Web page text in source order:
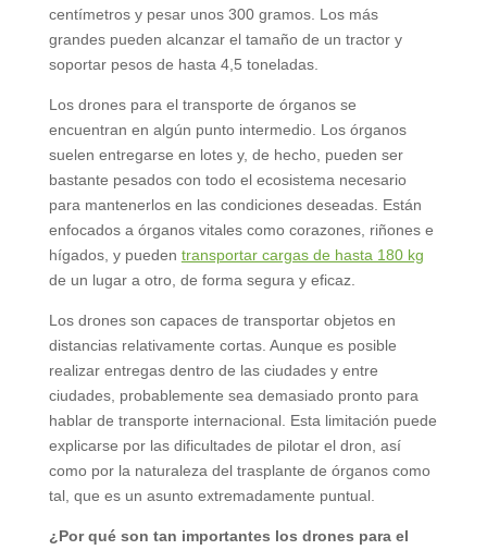
centímetros y pesar unos 300 gramos. Los más
grandes pueden alcanzar el tamaño de un tractor y
soportar pesos de hasta 4,5 toneladas.
Los drones para el transporte de órganos se
encuentran en algún punto intermedio. Los órganos
suelen entregarse en lotes y, de hecho, pueden ser
bastante pesados con todo el ecosistema necesario
para mantenerlos en las condiciones deseadas. Están
enfocados a órganos vitales como corazones, riñones e
hígados, y pueden transportar cargas de hasta 180 kg
de un lugar a otro, de forma segura y eficaz.
Los drones son capaces de transportar objetos en
distancias relativamente cortas. Aunque es posible
realizar entregas dentro de las ciudades y entre
ciudades, probablemente sea demasiado pronto para
hablar de transporte internacional. Esta limitación puede
explicarse por las dificultades de pilotar el dron, así
como por la naturaleza del trasplante de órganos como
tal, que es un asunto extremadamente puntual.
¿Por qué son tan importantes los drones para el